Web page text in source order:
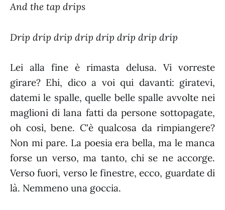
And the tap drips
Drip drip drip drip drip drip drip drip
Lei alla fine è rimasta delusa. Vi vorreste
girare? Ehi, dico a voi qui davanti: giratevi,
datemi le spalle, quelle belle spalle avvolte nei
maglioni di lana fatti da persone sottopagate,
oh così, bene. C'è qualcosa da rimpiangere?
Non mi pare. La poesia era bella, ma le manca
forse un verso, ma tanto, chi se ne accorge.
Verso fuori, verso le finestre, ecco, guardate di
là. Nemmeno una goccia.